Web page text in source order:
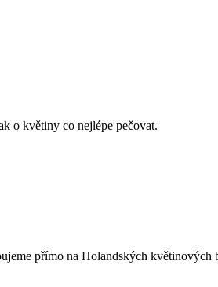
o květiny co nejlépe pečovat.
přímo na Holandských